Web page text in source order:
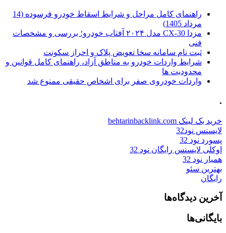
راهنمای کامل مراحل و شرایط اسقاط خودرو فرسوده (14
مرداد 1405)
مزدا CX-30 مدل ۲۰۲۴ آفتاب خودرو؛ بررسی و مشخصات
فنی
ثبت نام سامانه سخا تعویض پلاک و احراز سکونت
شرایط واردات خودرو به مناطق آزاد، راهنمای کامل قوانین و
محدودیت ها
واردات خودروی صفر برای اشخاص حقیقی ممنوع شد
.
خرید بک لینک behtarinbacklink.com
لایسنس نود32
پسورد نود 32
اوکلی لایسنس رایگان نود 32
همیار نود 32
بهترین سئو
رایگان
آخرین دیدگاه‌ها
بایگانی‌ها